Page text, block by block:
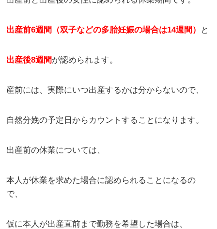
出産前6週間（双子などの多胎妊娠の場合は14週間） と
出産後8週間が認められます。
産前には、実際にいつ出産するかは分からないので、
自然分娩の予定日からカウントすることになります。
出産前の休業については、
本人が休業を求めた場合に認められることになるの
で、
仮に本人が出産直前まで勤務を希望した場合は、